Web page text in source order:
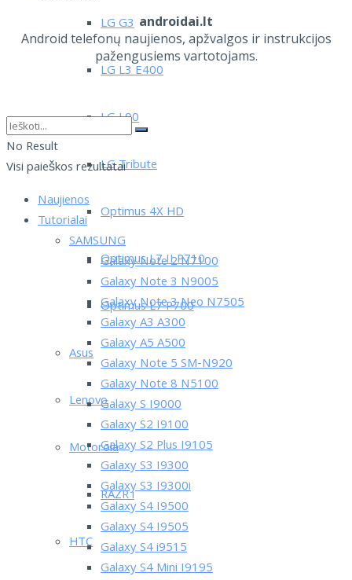
LG G3
LG L3 E400
LG L90
LG Tribute
Optimus 4X HD
Optimus L7 II P710
Optimus L7 P700
Asus
Lenovo
Motorola
RAZR i
HTC
androidai.lt
Android telefonų naujienos, apžvalgos ir instrukcijos
pažengusiems vartotojams.
No Result
Visi paieškos rezultatai
Naujienos
Tutorialai
SAMSUNG
Galaxy Note 2 N7100
Galaxy Note 3 N9005
Galaxy Note 3 Neo N7505
Galaxy A3 A300
Galaxy A5 A500
Galaxy Note 5 SM-N920
Galaxy Note 8 N5100
Galaxy S I9000
Galaxy S2 I9100
Galaxy S2 Plus I9105
Galaxy S3 I9300
Galaxy S3 I9300i
Galaxy S4 I9500
Galaxy S4 I9505
Galaxy S4 i9515
Galaxy S4 Mini I9195